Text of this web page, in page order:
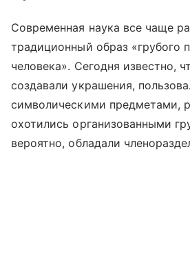
Современная наука все чаще
традиционный образ «грубого
человека». Сегодня известно,
создавали украшения,
символическими предметами,
охотились организованными
вероятно, обладали